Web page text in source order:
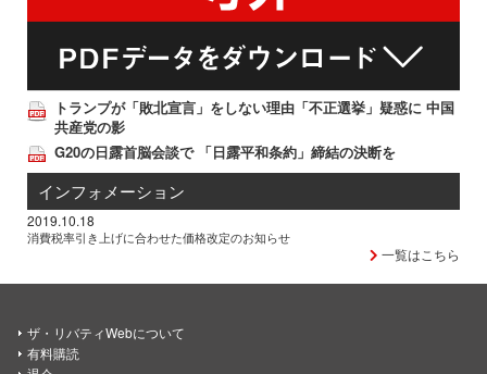
トランプが「敗北宣言」をしない理由「不正選挙」疑惑に 中国
共産党の影
G20の日露首脳会談で 「日露平和条約」締結の決断を
インフォメーション
2019.10.18
消費税率引き上げに合わせた価格改定のお知らせ
一覧はこちら
ザ・リバティWebについて
有料購読